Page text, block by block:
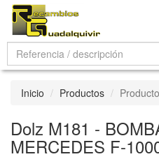
Inicio Productos Producto
Dolz M181 -
MERCEDES F-